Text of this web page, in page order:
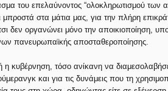
του επελαύνοντος “ολοκληρωτισμού των
στα μάτια μας, για την πλήρη
δεν οργανώνει μόνο την αποικιοποίηση,
πανευρωπαϊκής αποσταθεροποίησης.
η κυβέρνηση, τόσο ανίκανη να
και για τις δυνάμεις που τη